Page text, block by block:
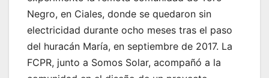
Negro, en Ciales, donde se quedaron sin
electricidad durante ocho meses tras el paso
del huracán María, en septiembre de 2017. La
FCPR, junto a Somos Solar, acompañó a la